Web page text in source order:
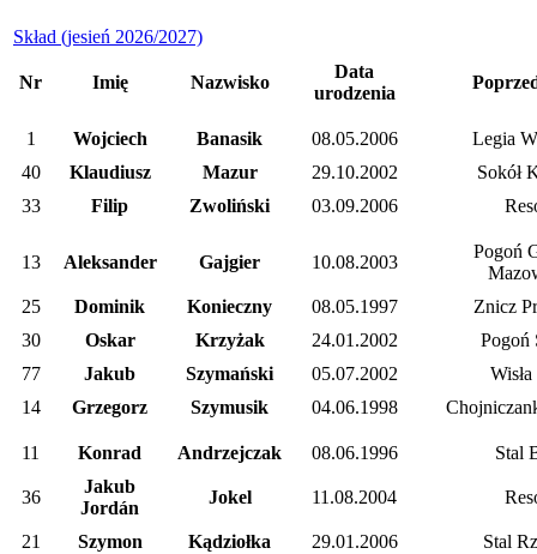
Skład (jesień 2026/2027)
Nr Imię Nazwisko
Data
urodzenia
1 Wojciech Banasik 08.05.2006
Legia
40
Klaudiusz Mazur 29.10.2002
Sokół
33
Filip Zwoliński 03.09.2006
13 Aleksander Gajgier 10.08.2003
Pogoń
25
Dominik Konieczny 08.05.1997
Znicz
30
Oskar Krzyżak 24.01.2002
Pogoń
77
Jakub Szymański 05.07.2002
Wisła
14
Grzegorz Szymusik 04.06.1998
11 Konrad Andrzejczak 08.06.1996 Stal
36
Jakub
Jordán
Jokel 11.08.2004
21 Szymon Kądziołka 29.01.2006
Stal